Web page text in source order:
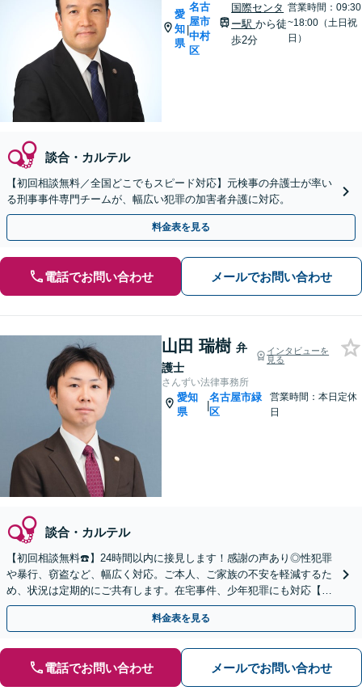
愛
知
県
|
名古
屋市
中村
区
国際センタ
ー駅から徒
歩2分
営業時間：09:30
~18:00（土日祝
日）
談合・カルテル
【初回相談無料／全国どこでもスピード対応】元検事の弁護士が率い
る刑事事件専門チームが、幅広い犯罪の加害者弁護に対応。
料金表を見る
電話でお問い合わせ メールでお問い合わせ
山田 瑞樹 弁
護士
インタビューを
見る
さんずい法律事務所
愛知
県
|
名古屋市緑
区
営業時間：本日定休
日
談合・カルテル
【初回相談無料☎️】24時間以内に接見します！感謝の声あり◎性犯罪
や暴行、窃盗など、幅広く対応。ご本人、ご家族の不安を軽減するた
め、状況は定期的にご共有します。在宅事件、少年犯罪にも対応【休
日・夜間面談OK】【駐車場あり】
料金表を見る
電話でお問い合わせ メールでお問い合わせ